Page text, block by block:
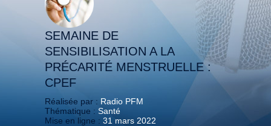
SEMAINE DE
SENSIBILISATION A LA
PRÉCARITÉ MENSTRUELLE :
CPEF
Réalisée par : Radio PFM
Thématique : Santé
Mise en ligne : 31 mars 2022